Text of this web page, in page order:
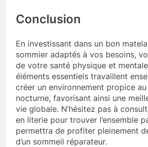
Conclusion
En investissant dans un bon
sommier adaptés à vos besoins,
de votre santé physique et
éléments essentiels travaillent
créer un environnement propice
nocturne, favorisant ainsi une
vie globale. N’hésitez pas à
en literie pour trouver l’ensemble
permettra de profiter pleinement
d’un sommeil réparateur.